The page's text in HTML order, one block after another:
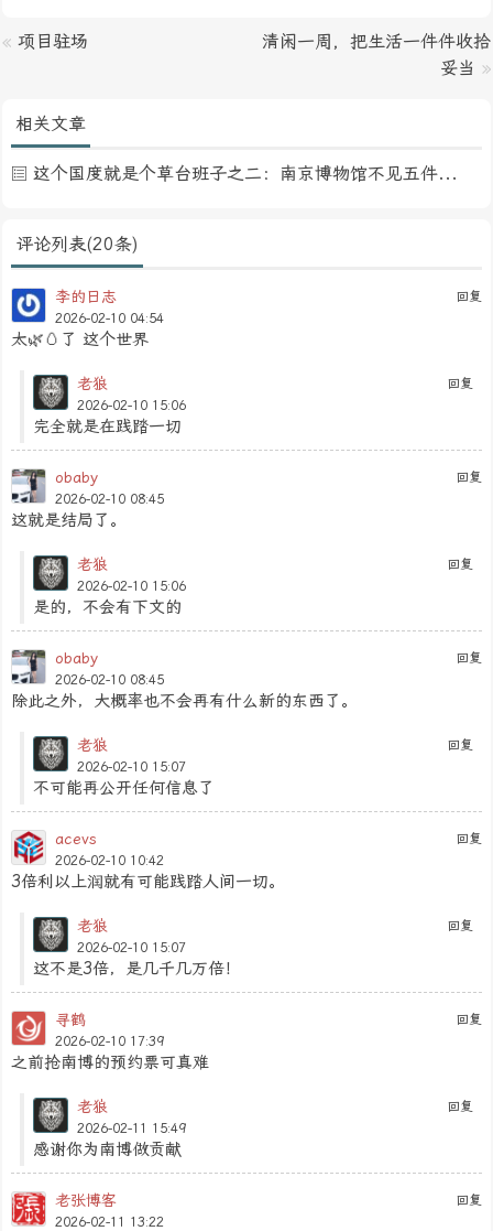
« 项目驻场
清闲一周，把生活一件件收拾
妥当 »
相关文章
这个国度就是个草台班子之二：南京博物馆不见五件馆藏珍品
评论列表(20条)
回复
李的日志
2026-02-10 04:54
太🌿🥚了 这个世界
回复
老狼
2026-02-10 15:06
完全就是在践踏一切
回复
obaby
2026-02-10 08:45
这就是结局了。
回复
老狼
2026-02-10 15:06
是的，不会有下文的
回复
obaby
2026-02-10 08:45
除此之外，大概率也不会再有什么新的东西了。
回复
老狼
2026-02-10 15:07
不可能再公开任何信息了
回复
acevs
2026-02-10 10:42
3倍利以上润就有可能践踏人间一切。
回复
老狼
2026-02-10 15:07
这不是3倍，是几千几万倍！
回复
寻鹤
2026-02-10 17:39
之前抢南博的预约票可真难
回复
老狼
2026-02-11 15:49
感谢你为南博做贡献
回复
老张博客
2026-02-11 13:22